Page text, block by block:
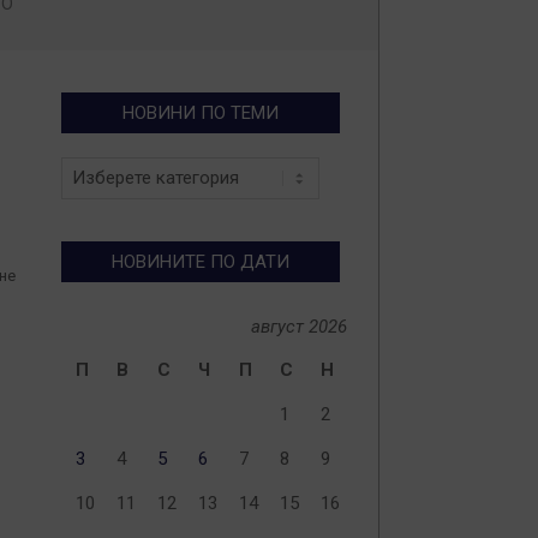
НОВИНИ ПО ТЕМИ
Новини
НОВИНИТЕ ПО ДАТИ
август 2026
П
В С Ч П С Н
1 2
3 4 5 6 7 8 9
10 11 12 13 14 15 16